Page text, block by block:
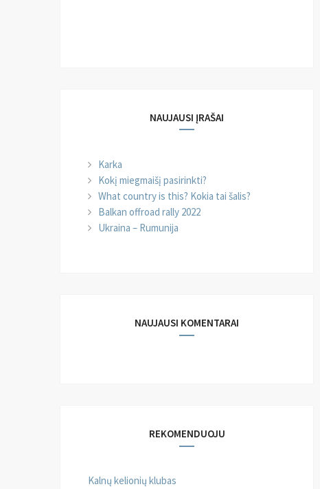
NAUJAUSI ĮRAŠAI
Karka
Kokį miegmaišį pasirinkti?
What country is this? Kokia tai šalis?
Balkan offroad rally 2022
Ukraina – Rumunija
NAUJAUSI KOMENTARAI
REKOMENDUOJU
Kalnų kelionių klubas